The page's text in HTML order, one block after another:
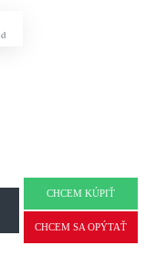
CHCEM KÚPIŤ
CHCEM SA OPÝTAŤ